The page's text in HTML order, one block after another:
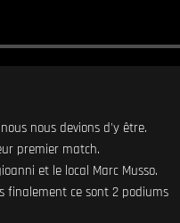
nous devions d'y être.
premier match.
et le local Marc Musso.
finalement ce sont 2 podiums